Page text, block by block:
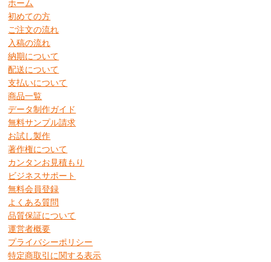
ホーム
初めての方
ご注文の流れ
入稿の流れ
納期について
配送について
支払いについて
商品一覧
データ制作ガイド
無料サンプル請求
お試し製作
著作権について
カンタンお見積もり
ビジネスサポート
無料会員登録
よくある質問
品質保証について
運営者概要
プライバシーポリシー
特定商取引に関する表示